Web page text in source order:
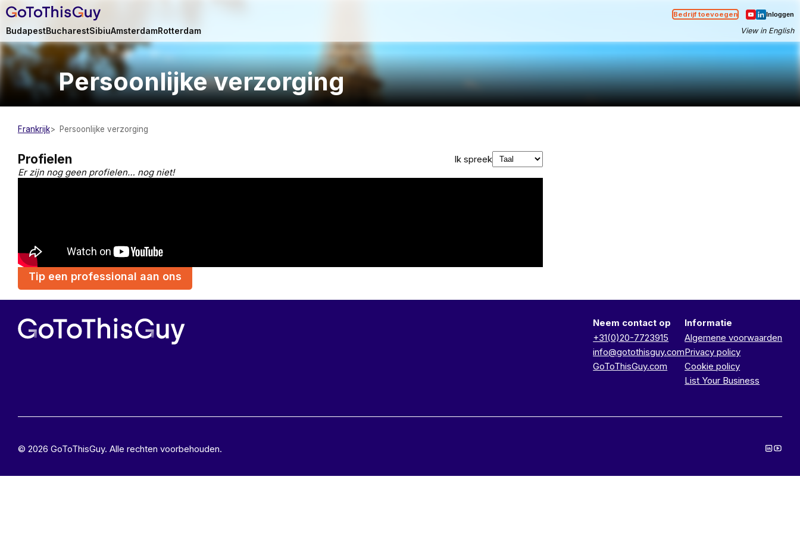
Bedrijf toevoegen Inloggen
BudapestBucharestSibiuAmsterdamRotterdam View in English
Persoonlijke verzorging
Frankrijk Persoonlijke verzorging
Profielen
Ik spreek
Er zijn nog geen profielen… nog niet!
Tip een professional aan ons
Neem contact op
+31(0)20-7723915
info@gotothisguy.com
GoToThisGuy.com
Informatie
Algemene voorwaarden
Privacy policy
Cookie policy
List Your Business
© 2026 GoToThisGuy. Alle rechten voorbehouden.